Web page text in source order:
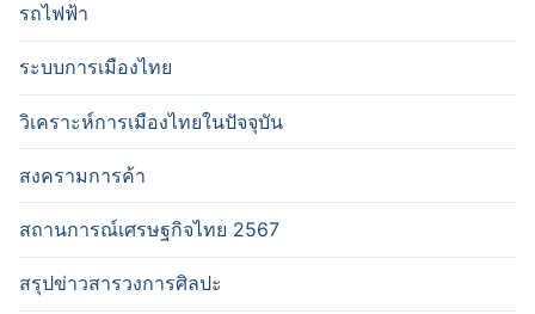
รถไฟฟ้า
ระบบการเมืองไทย
วิเคราะห์การเมืองไทยในปัจจุบัน
สงครามการค้า
สถานการณ์เศรษฐกิจไทย 2567
สรุปข่าวสารวงการศิลปะ